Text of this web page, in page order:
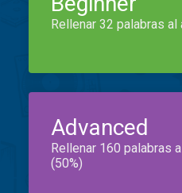
Rellenar 32 palabras al
Advanced
Rellenar 160 palabras
(50%)